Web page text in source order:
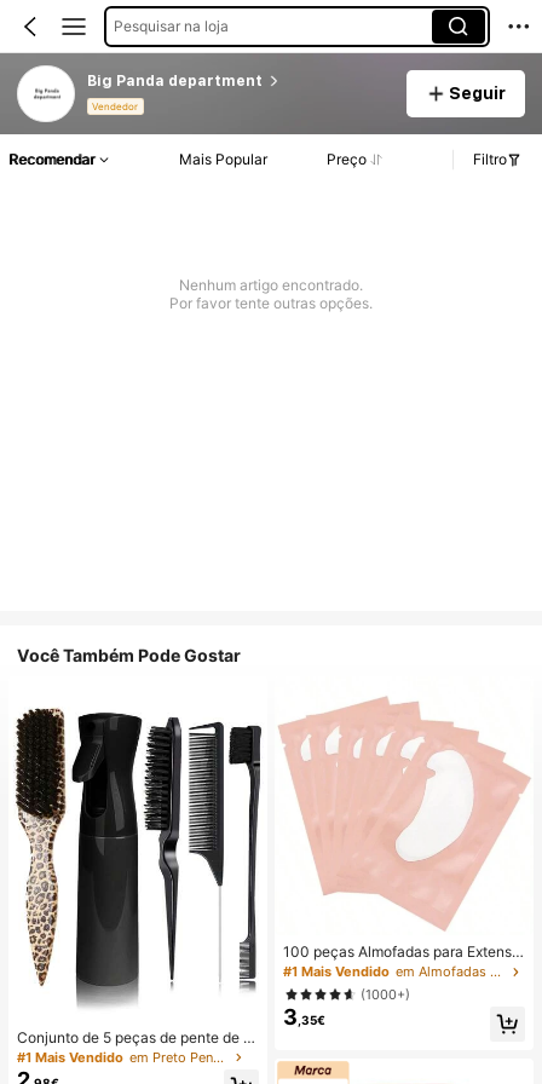
Pesquisar na loja
Big Panda department
Vendedor
Seguir
Recomendar Mais Popular Preço Filtro
Nenhum artigo encontrado.
Por favor tente outras opções.
Você Também Pode Gostar
Conjunto de 5 peças de pente de c
auda e escova com estampado leo
pardo, feito de cerdas macias e mat
#1 Mais Vendido em Preto Pentes
100 peças Almofadas para Extensã
o de Pestanas, Patch de Hidrogel p
ara Pestanas, Almofadas de Gel par
a Olhos sem Pelos, Ferramenta de
Beleza, Artista de Pestanas
#1 Mais Vendido
em Almofadas para pestanas Ferramentas para pestan
(1000+)
3 ,35€